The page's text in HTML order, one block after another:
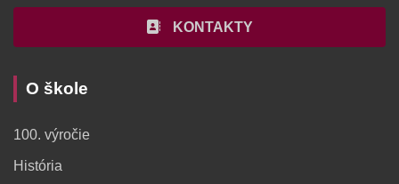
KONTAKTY
O škole
100. výročie
História